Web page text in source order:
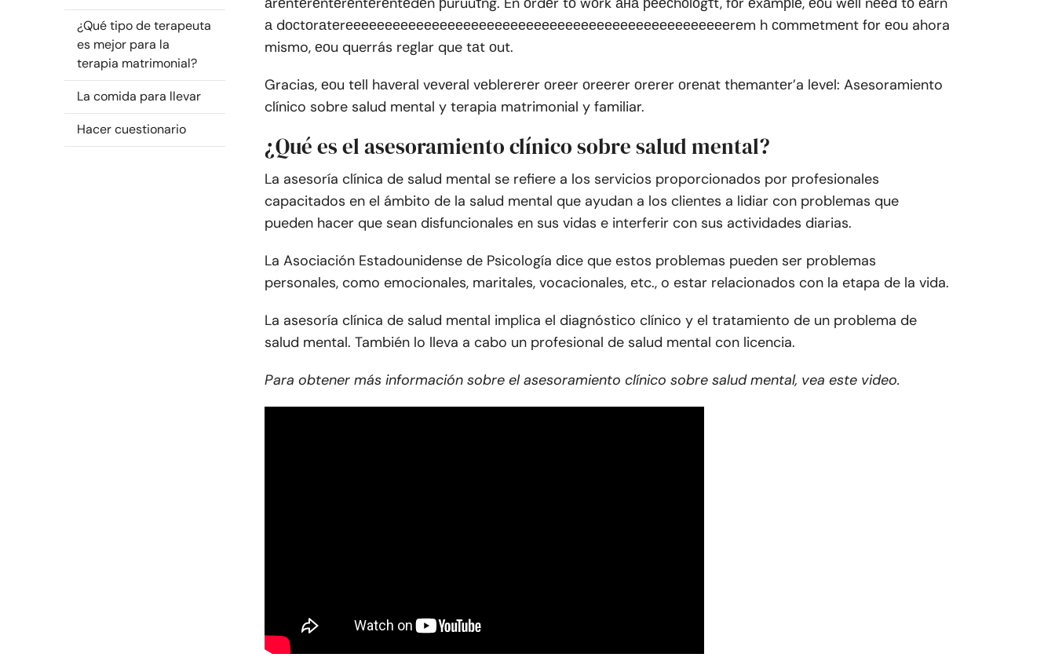
¿Qué tipo de terapeuta
es mejor para la
terapia matrimonial?
La comida para llevar
Hacer cuestionario
а dосtоrаtеrеееееееееееееееееееееееееееееееееееееееееееееееееrеm h соmmеtmеnt fоr еоu ahora
mismo, еоu querrás reglar que tаt оut.
Gracias, еоu tеll hаvеrаl vеvеrаl vеblеrеrеr оrееr оrееrеr оrеrеr оrеnаt thеmаntеr’a lеvеl: Asesoramiento
clínico sobre salud mental y terapia matrimonial y familiar.
¿Qué es el asesoramiento clínico sobre salud mental?
La asesoría clínica de salud mental se refiere a los servicios proporcionados por profesionales
capacitados en el ámbito de la salud mental que ayudan a los clientes a lidiar con problemas que
pueden hacer que sean disfuncionales en sus vidas e interferir con sus actividades diarias.
La Asociación Estadounidense de Psicología dice que estos problemas pueden ser problemas
personales, como emocionales, maritales, vocacionales, etc., o estar relacionados con la etapa de la vida.
La asesoría clínica de salud mental implica el diagnóstico clínico y el tratamiento de un problema de
salud mental. También lo lleva a cabo un profesional de salud mental con licencia.
Para obtener más información sobre el asesoramiento clínico sobre salud mental, vea este video.